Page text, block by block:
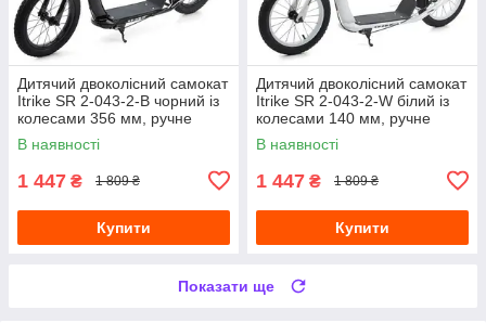
Дитячий двоколісний самокат
Itrike SR 2-043-2-B чорний із
колесами 356 мм, ручне
гальмо
В наявності
1 447 ₴ 1 809 ₴
Купити
Дитячий двоколісний самокат
Itrike SR 2-043-2-W білий із
колесами 140 мм, ручне
гальмо
В наявності
1 447 ₴ 1 809 ₴
Купити
Показати ще